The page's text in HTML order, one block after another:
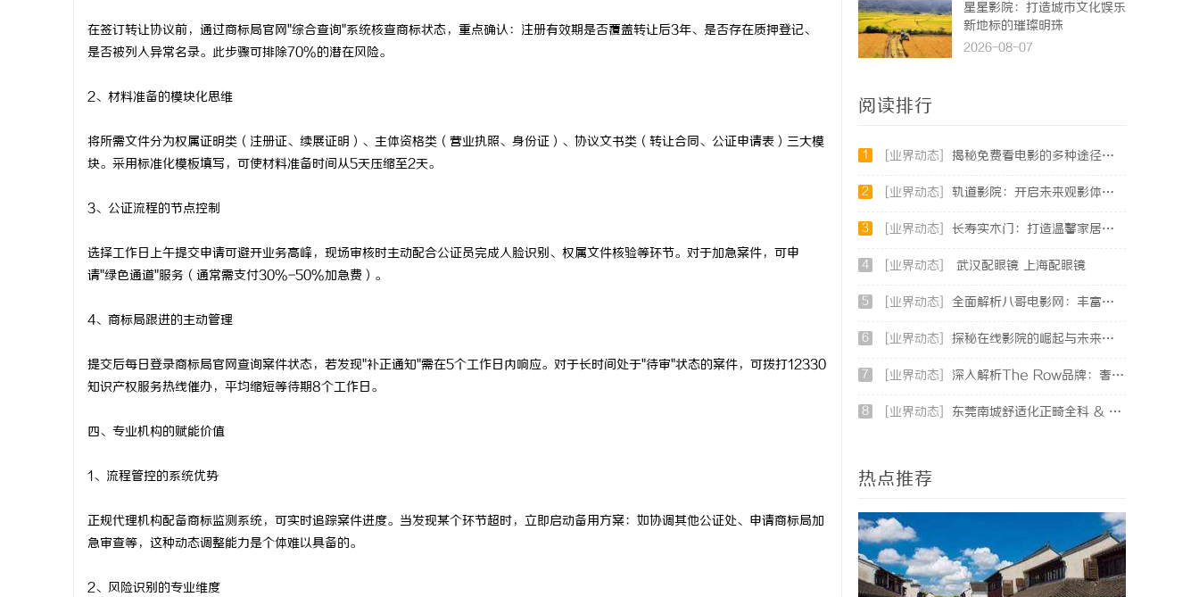
在签订转让协议前，通过商标局官网"综合查询"系统核查商标状态，重点确认：注册有效期是否覆盖转让后3年、是否存在质押登记、
是否被列入异常名录。此步骤可排除70%的潜在风险。
2、材料准备的模块化思维
将所需文件分为权属证明类（注册证、续展证明）、主体资格类（营业执照、身份证）、协议文书类（转让合同、公证申请表）三大模
块。采用标准化模板填写，可使材料准备时间从5天压缩至2天。
3、公证流程的节点控制
选择工作日上午提交申请可避开业务高峰，现场审核时主动配合公证员完成人脸识别、权属文件核验等环节。对于加急案件，可申
请"绿色通道"服务（通常需支付30%-50%加急费）。
4、商标局跟进的主动管理
提交后每日登录商标局官网查询案件状态，若发现"补正通知"需在5个工作日内响应。对于长时间处于"待审"状态的案件，可拨打12330
知识产权服务热线催办，平均缩短等待期8个工作日。
四、专业机构的赋能价值
1、流程管控的系统优势
正规代理机构配备商标监测系统，可实时追踪案件进度。当发现某个环节超时，立即启动备用方案：如协调其他公证处、申请商标局加
急审查等，这种动态调整能力是个体难以具备的。
2、风险识别的专业维度
星星影院：打造城市文化娱乐
新地标的璀璨明珠
2026-08-07
阅读排行
1 [业界动态] 揭秘免费看电影的多种途径及注意事项详解
2 [业界动态] 轨道影院：开启未来观影体验的新纪元
3 [业界动态] 长寿实木门：打造温馨家居环境的理想之选
4 [业界动态] 武汉配眼镜 上海配眼镜
5 [业界动态] 全面解析八哥电影网：丰富资源与优质观影体验的终极指南
6 [业界动态] 探秘在线影院的崛起与未来发展趋势分析
7 [业界动态] 深入解析The Row品牌：奢华时尚的典范与设计哲学
8 [业界动态] 东莞南城舒适化正畸全科 & 数字化种植诊疗专业指南
热点推荐